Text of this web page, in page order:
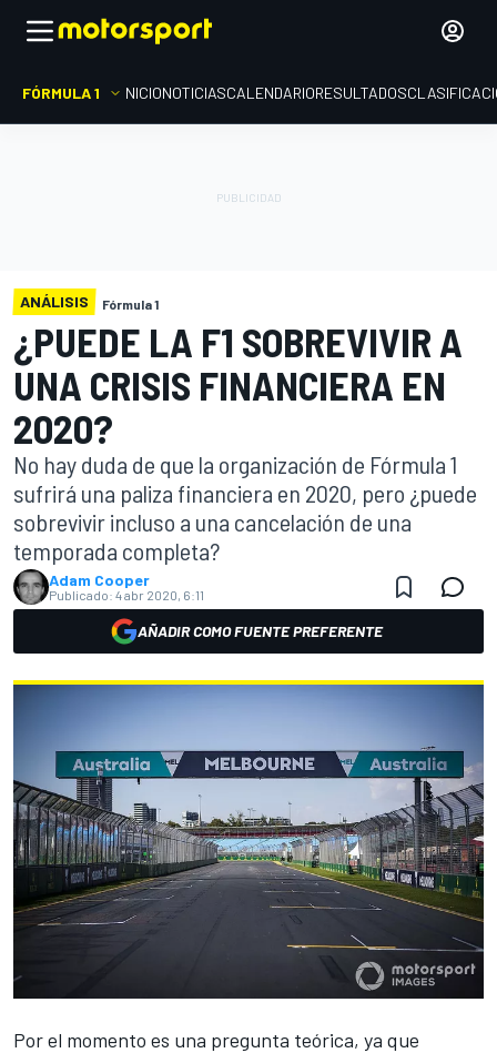
FÓRMULA 1 INICIONOTICIASCALENDARIORESULTADOS
ANÁLISIS Fórmula 1
¿PUEDE LA F1 SOBREVIVIR A
UNA CRISIS FINANCIERA EN
2020?
No hay duda de que la organización de Fórmula 1
sufrirá una paliza financiera en 2020, pero ¿puede
sobrevivir incluso a una cancelación de una
temporada completa?
Adam Cooper
Publicado: 4 abr 2020, 6:11
AÑADIR COMO FUENTE PREFERENTE
Por el momento es una pregunta teórica, ya que